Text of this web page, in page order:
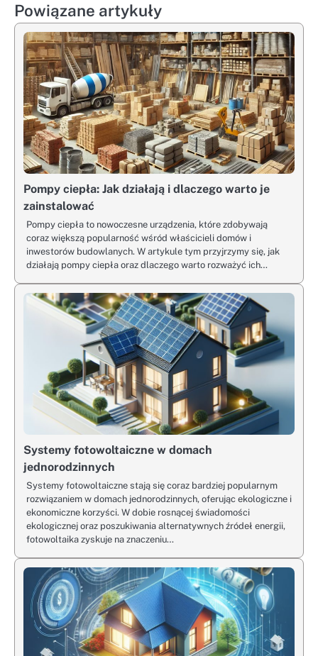
Powiązane artykuły
Pompy ciepła: Jak działają i dlaczego warto je
zainstalować
Pompy ciepła to nowoczesne urządzenia, które zdobywają
coraz większą popularność wśród właścicieli domów i
inwestorów budowlanych. W artykule tym przyjrzymy się, jak
działają pompy ciepła oraz dlaczego warto rozważyć ich…
Systemy fotowoltaiczne w domach
jednorodzinnych
Systemy fotowoltaiczne stają się coraz bardziej popularnym
rozwiązaniem w domach jednorodzinnych, oferując ekologiczne i
ekonomiczne korzyści. W dobie rosnącej świadomości
ekologicznej oraz poszukiwania alternatywnych źródeł energii,
fotowoltaika zyskuje na znaczeniu…